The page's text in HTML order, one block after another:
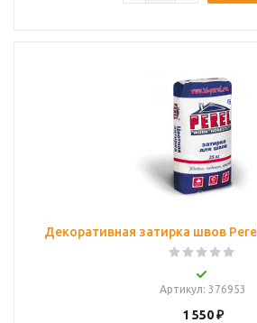
Декоративная затирка швов
Артикул: 376953
1 550₽